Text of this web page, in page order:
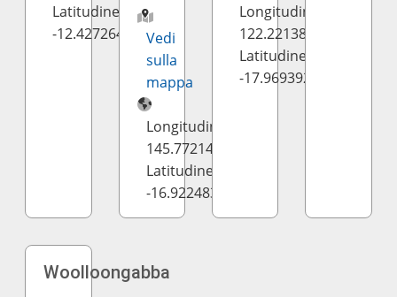
Latitudine:
-12.427264
Vedi
sulla
mappa
Longitudine:
145.772148
Latitudine:
-16.922483
Longitudine:
122.221386
Latitudine:
-17.969392
Woolloongabba